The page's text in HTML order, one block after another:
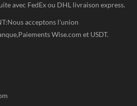
avec FedEx ou DHL livraison express.
acceptons l'union
Wise.com et USDT.